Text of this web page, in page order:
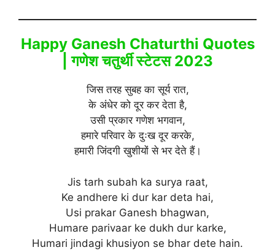
Happy Ganesh Chaturthi Quotes
| गणेश चतुर्थी स्टेटस 2023
जिस तरह सुबह का सूर्य रात,
के अंधेर को दूर कर देता है,
उसी प्रकार गणेश भगवान,
हमारे परिवार के दुःख दूर करके,
हमारी जिंदगी खुशीयों से भर देते हैं।
Jis tarh subah ka surya raat,
Ke andhere ki dur kar deta hai,
Usi prakar Ganesh bhagwan,
Humare parivaar ke dukh dur karke,
Humari jindagi khusiyon se bhar dete hain.